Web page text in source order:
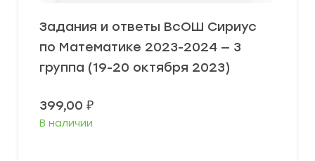
Задания и ответы ВсОШ Сириус
по Математике 2023-2024 — 3
группа (19-20 октября 2023)
399,00 ₽
В наличии